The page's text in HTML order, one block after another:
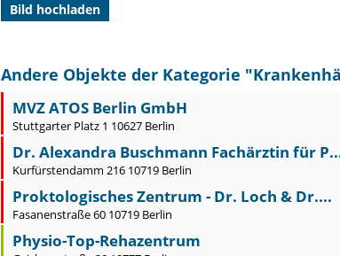
Bild hochladen
Andere Objekte der Kategorie "
MVZ ATOS Berlin GmbH
Stuttgarter Platz 1 10627 Berlin
Dr. Alexandra Buschmann Fachärztin für
Kurfürstendamm 216 10719 Berlin
Proktologisches Zentrum - Dr. Loch & Dr....
Fasanenstraße 60 10719 Berlin
Physio-Top-Rehazentrum